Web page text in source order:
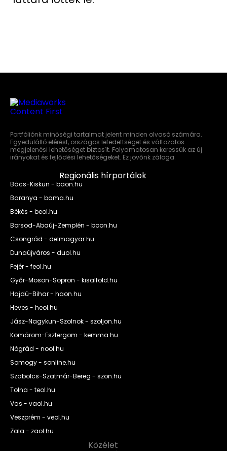
Portfóliónk minőségi tartalmat jelent minden olvasó számára.
Egyedülálló elérést, országos lefedettséget és változatos
megjelenési lehetőséget biztosít. Folyamatosan keressük az új
irányokat és fejlődési lehetőségeket. Ez jövőnk záloga.
Regionális hírportálok
Bács-Kiskun - baon.hu
Baranya - bama.hu
Békés - beol.hu
Borsod-Abaúj-Zemplén - boon.hu
Csongrád - delmagyar.hu
Dunaújváros - duol.hu
Fejér - feol.hu
Győr-Moson-Sopron - kisalfold.hu
Hajdú-Bihar - haon.hu
Heves - heol.hu
Jász-Nagykun-Szolnok - szoljon.hu
Komárom-Esztergom - kemma.hu
Nógrád - nool.hu
Somogy - sonline.hu
Szabolcs-Szatmár-Bereg - szon.hu
Tolna - teol.hu
Vas - vaol.hu
Veszprém - veol.hu
Zala - zaol.hu
Közélet